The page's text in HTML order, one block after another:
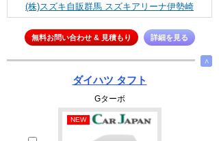
(株)スズキ自販群馬 スズキアリーナ伊勢崎
無料お問い合わせ & 見積もり 詳細を見る
∧
ダイハツ タフト
Gターボ
NEW